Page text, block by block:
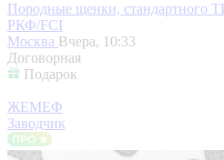
Породные щенки, стандартного
РКФ/FCI
Москва Вчера, 10:33
Договорная
Подарок
ЖЕМЕФ
Заводчик